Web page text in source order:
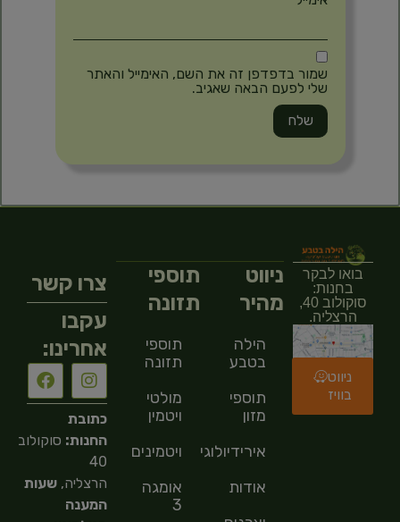
שמור בדפדפן זה את השם, האימייל והאתר
שלי לפעם הבאה שאגיב.
בואו לבקר
בחנות:
סוקולוב 40,
הרצליה.
ניווט
בוויז
ניווט
מהיר
הילה
בטבע
תוספי
מזון
אירידיולוגיה
אודות
תוספי
תזונה
תוספי
תזונה
מולטי
ויטמין
ויטמינים
אומגה
3
צרו קשר
עקבו
אחרינו:
כתובת
החנות: סוקולוב
40
הרצליה,שעות
המענה